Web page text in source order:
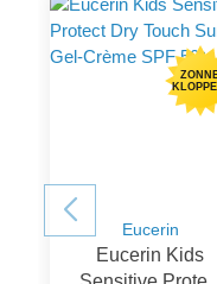
Eucerin
Eucerin Kids